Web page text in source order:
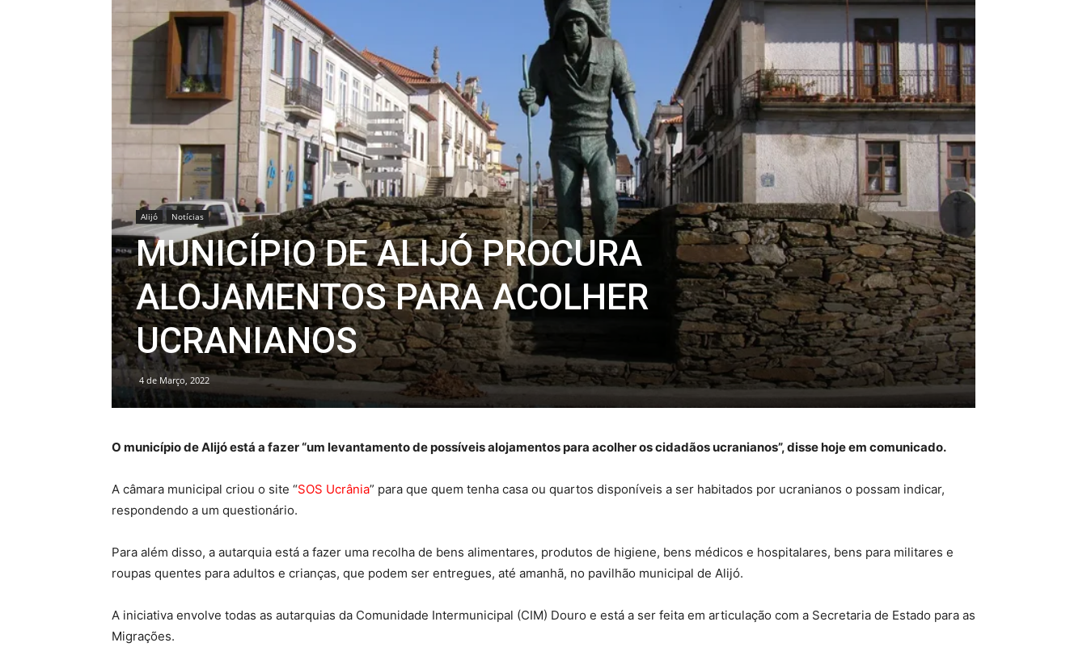
Alijó Notícias
MUNICÍPIO DE ALIJÓ PROCURA
ALOJAMENTOS PARA ACOLHER
UCRANIANOS
4 de Março, 2022
O município de Alijó está a fazer “um levantamento de possíveis alojamentos para acolher os cidadãos ucranianos”, disse hoje em comunicado.
A câmara municipal criou o site “SOS Ucrânia” para que quem tenha casa ou quartos disponíveis a ser habitados por ucranianos o possam indicar,
respondendo a um questionário.
Para além disso, a autarquia está a fazer uma recolha de bens alimentares, produtos de higiene, bens médicos e hospitalares, bens para militares e
roupas quentes para adultos e crianças, que podem ser entregues, até amanhã, no pavilhão municipal de Alijó.
A iniciativa envolve todas as autarquias da Comunidade Intermunicipal (CIM) Douro e está a ser feita em articulação com a Secretaria de Estado para as
Migrações.